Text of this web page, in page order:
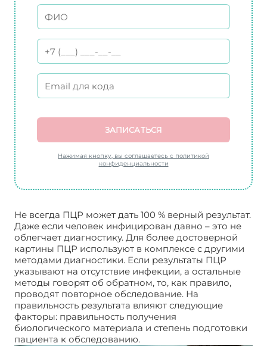
ЗАПИСАТЬСЯ
Нажимая кнопку, вы соглашаетесь с политикой
конфиденциальности
Не всегда ПЦР может дать 100 % верный результат.
Даже если человек инфицирован давно – это не
облегчает диагностику. Для более достоверной
картины ПЦР используют в комплексе с другими
методами диагностики. Если результаты ПЦР
указывают на отсутствие инфекции, а остальные
методы говорят об обратном, то, как правило,
проводят повторное обследование. На
правильность результата влияют следующие
факторы: правильность получения
биологического материала и степень подготовки
пациента к обследованию.